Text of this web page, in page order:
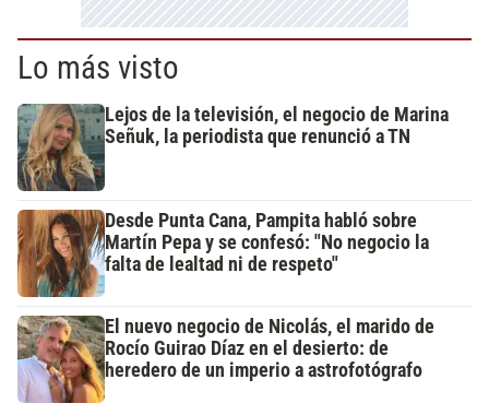
Lo más visto
Lejos de la televisión, el negocio de Marina
Señuk, la periodista que renunció a TN
Desde Punta Cana, Pampita habló sobre
Martín Pepa y se confesó: "No negocio la
falta de lealtad ni de respeto"
El nuevo negocio de Nicolás, el marido de
Rocío Guirao Díaz en el desierto: de
heredero de un imperio a astrofotógrafo